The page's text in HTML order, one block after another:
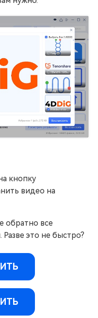
кнопку
видео на
обратно все
это не быстро?